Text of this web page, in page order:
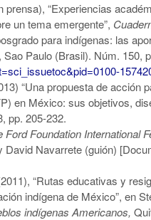
prensa), “Experiencias
un tema emergente”,
para indígenas: las
Sao Paulo (Brasil). Núm. 150,
“Una propuesta de acción
en México: sus objetivos,
pp. 205-232.
Foundation International
Navarrete (guión)
“Rutas educativas y
indígena de México”, en
indígenas Americanos,